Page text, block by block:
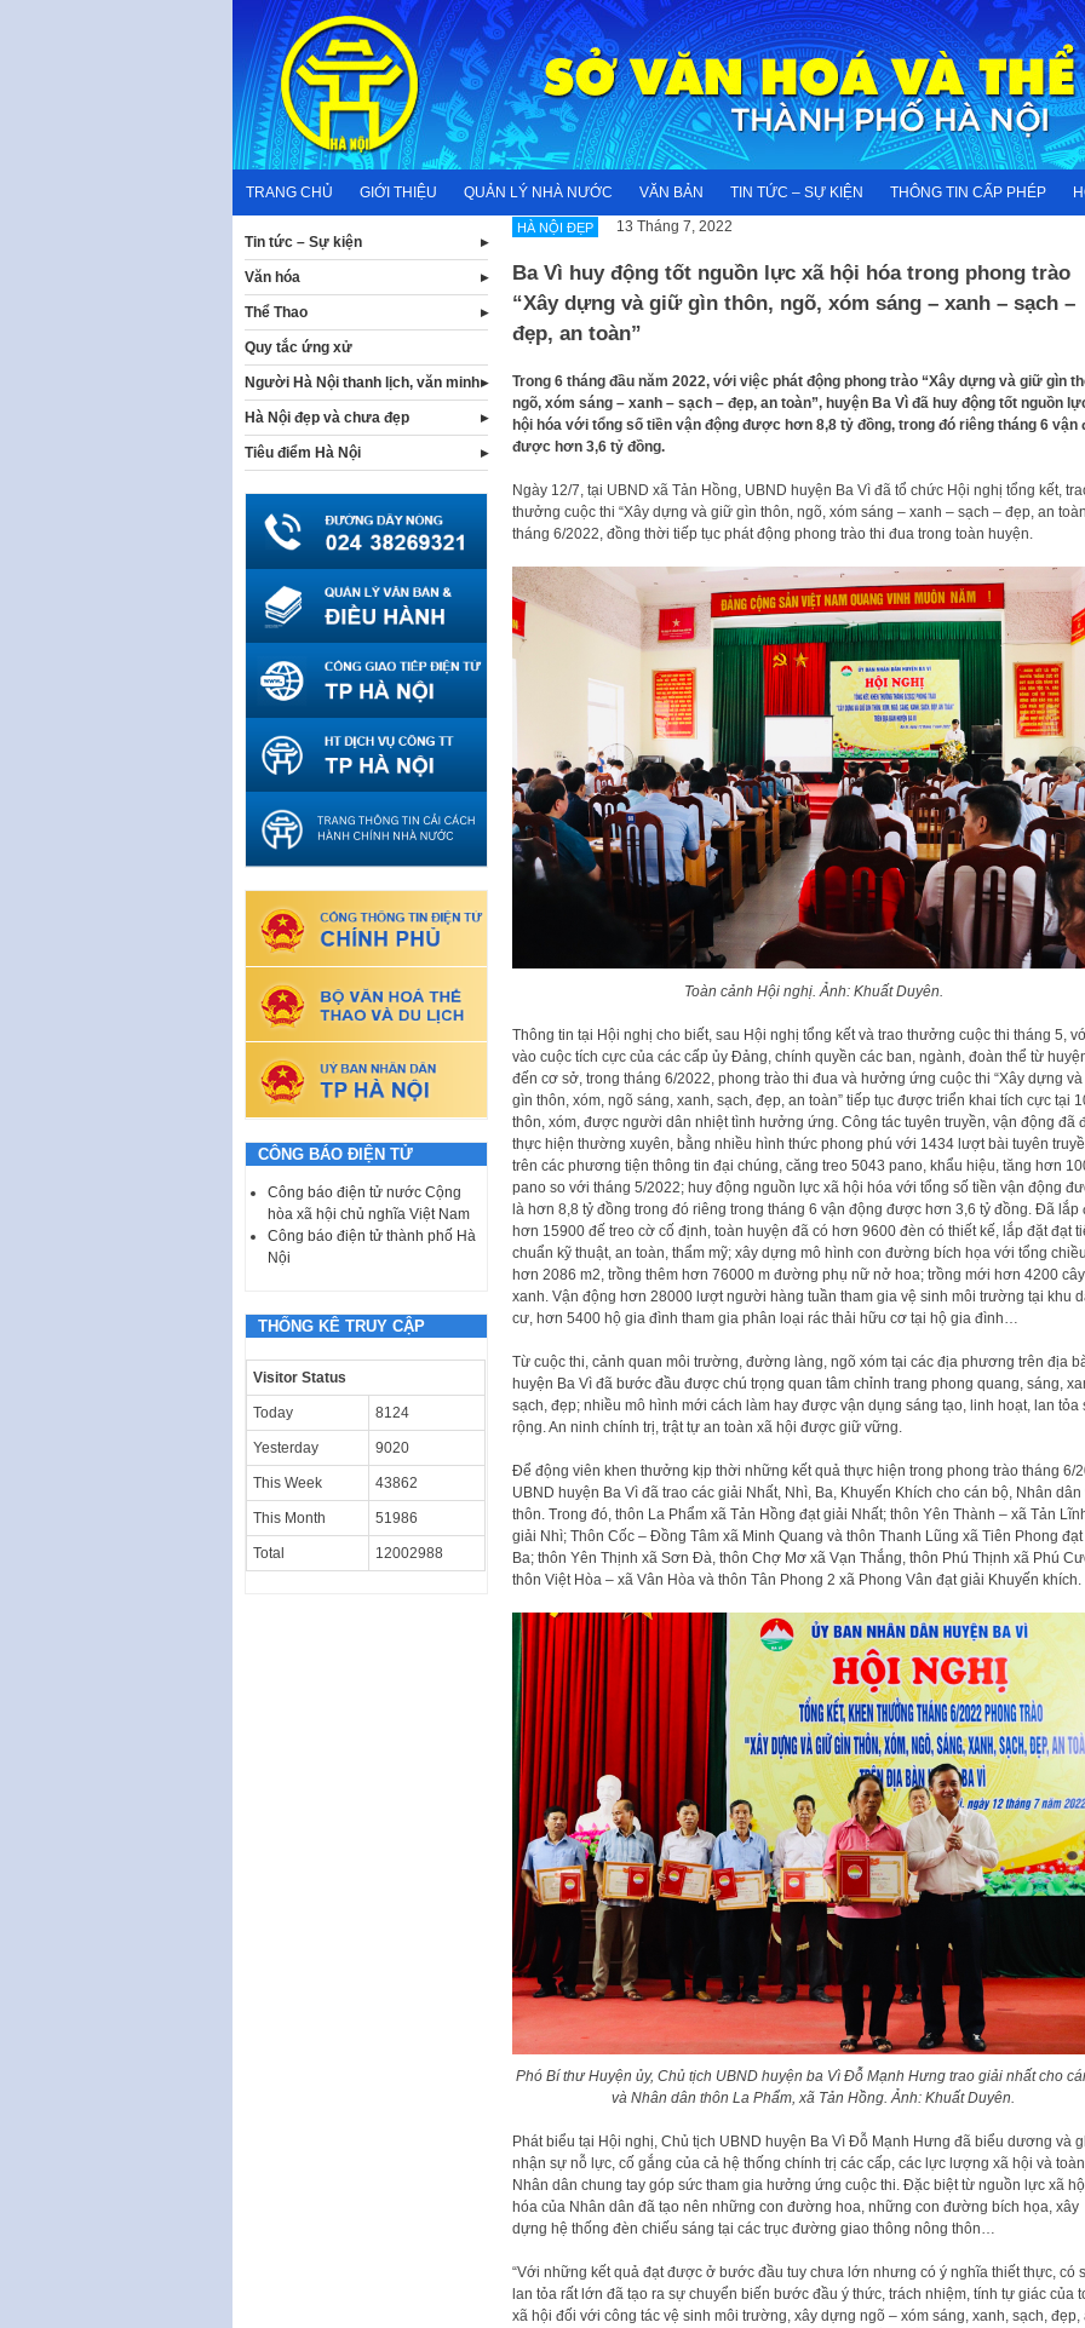
content
TRANG CHỦ GIỚI THIỆU QUẢN LÝ NHÀ NƯỚC VĂN BẢN TIN TỨC – SỰ KIỆN THÔNG TIN CẤP PHÉP
HÀ NỘI ĐẸP 13 Tháng 7, 2022
Ba Vì huy động tốt nguồn lực xã hội hóa trong phong trào
“Xây dựng và giữ gìn thôn, ngõ, xóm sáng – xanh – sạch –
đẹp, an toàn”
Trong 6 tháng đầu năm 2022, với việc phát động phong trào “Xây dựng và giữ gìn
ngõ, xóm sáng – xanh – sạch – đẹp, an toàn”, huyện Ba Vì đã huy động tốt nguồn
hội hóa với tổng số tiền vận động được hơn 8,8 tỷ đồng, trong đó riêng tháng 6 vận
được hơn 3,6 tỷ đồng.
Ngày 12/7, tại UBND xã Tản Hồng, UBND huyện Ba Vì đã tổ chức Hội nghị tổng kết,
thưởng cuộc thi “Xây dựng và giữ gìn thôn, ngõ, xóm sáng – xanh – sạch – đẹp, an
tháng 6/2022, đồng thời tiếp tục phát động phong trào thi đua trong toàn huyện.
Toàn cảnh Hội nghị. Ảnh: Khuất Duyên.
Thông tin tại Hội nghị cho biết, sau Hội nghị tổng kết và trao thưởng cuộc thi tháng 5,
vào cuộc tích cực của các cấp ủy Đảng, chính quyền các ban, ngành, đoàn thể từ
đến cơ sở, trong tháng 6/2022, phong trào thi đua và hưởng ứng cuộc thi “Xây dựng
gìn thôn, xóm, ngõ sáng, xanh, sạch, đẹp, an toàn” tiếp tục được triển khai tích cực tại
thôn, xóm, được người dân nhiệt tình hưởng ứng. Công tác tuyên truyền, vận động đã
thực hiện thường xuyên, bằng nhiều hình thức phong phú với 1434 lượt bài tuyên
trên các phương tiện thông tin đại chúng, căng treo 5043 pano, khẩu hiệu, tăng hơn
pano so với tháng 5/2022; huy động nguồn lực xã hội hóa với tổng số tiền vận động
là hơn 8,8 tỷ đồng trong đó riêng trong tháng 6 vận động được hơn 3,6 tỷ đồng. Đã lắp
hơn 15900 đế treo cờ cố định, toàn huyện đã có hơn 9600 đèn có thiết kế, lắp đặt đạt
chuẩn kỹ thuật, an toàn, thẩm mỹ; xây dựng mô hình con đường bích họa với tổng
hơn 2086 m2, trồng thêm hơn 76000 m đường phụ nữ nở hoa; trồng mới hơn 4200 cây
xanh. Vận động hơn 28000 lượt người hàng tuần tham gia vệ sinh môi trường tại khu
cư, hơn 5400 hộ gia đình tham gia phân loại rác thải hữu cơ tại hộ gia đình…
Từ cuộc thi, cảnh quan môi trường, đường làng, ngõ xóm tại các địa phương trên địa
huyện Ba Vì đã bước đầu được chú trọng quan tâm chỉnh trang phong quang, sáng,
sạch, đẹp; nhiều mô hình mới cách làm hay được vận dụng sáng tạo, linh hoạt, lan tỏa
rộng. An ninh chính trị, trật tự an toàn xã hội được giữ vững.
Để động viên khen thưởng kịp thời những kết quả thực hiện trong phong trào tháng 6/
UBND huyện Ba Vì đã trao các giải Nhất, Nhì, Ba, Khuyến Khích cho cán bộ, Nhân dân
thôn. Trong đó, thôn La Phẩm xã Tản Hồng đạt giải Nhất; thôn Yên Thành – xã Tản
giải Nhì; Thôn Cốc – Đồng Tâm xã Minh Quang và thôn Thanh Lũng xã Tiên Phong đạt
Ba; thôn Yên Thịnh xã Sơn Đà, thôn Chợ Mơ xã Vạn Thắng, thôn Phú Thịnh xã Phú
thôn Việt Hòa – xã Vân Hòa và thôn Tân Phong 2 xã Phong Vân đạt giải Khuyến khích.
Phó Bí thư Huyện ủy, Chủ tịch UBND huyện ba Vì Đỗ Mạnh Hưng trao giải nhất cho
và Nhân dân thôn La Phẩm, xã Tản Hồng. Ảnh: Khuất Duyên.
Phát biểu tại Hội nghị, Chủ tịch UBND huyện Ba Vì Đỗ Mạnh Hưng đã biểu dương và
nhận sự nỗ lực, cố gắng của cả hệ thống chính trị các cấp, các lực lượng xã hội và
Nhân dân chung tay góp sức tham gia hưởng ứng cuộc thi. Đặc biệt từ nguồn lực xã
hóa của Nhân dân đã tạo nên những con đường hoa, những con đường bích họa, xây
dựng hệ thống đèn chiếu sáng tại các trục đường giao thông nông thôn…
“Với những kết quả đạt được ở bước đầu tuy chưa lớn nhưng có ý nghĩa thiết thực, có
lan tỏa rất lớn đã tạo ra sự chuyển biến bước đầu ý thức, trách nhiệm, tính tự giác của
xã hội đối với công tác vệ sinh môi trường, xây dựng ngõ – xóm sáng, xanh, sạch, đẹp,
Tin tức – Sự kiện
Văn hóa
Thể Thao
Quy tắc ứng xử
Người Hà Nội thanh lịch, văn minh
Hà Nội đẹp và chưa đẹp
Tiêu điểm Hà Nội
CÔNG BÁO ĐIỆN TỬ
Công báo điện tử nước Cộng
hòa xã hội chủ nghĩa Việt Nam
Công báo điện tử thành phố Hà
Nội
THỐNG KÊ TRUY CẬP
Visitor Status
Today 8124
Yesterday 9020
This Week 43862
This Month 51986
Total 12002988